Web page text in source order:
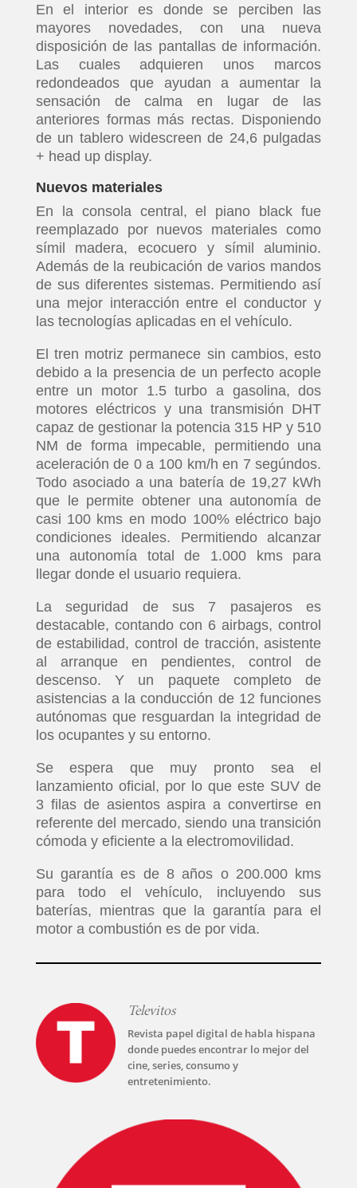
En el interior es donde se perciben las
mayores novedades, con una nueva
disposición de las pantallas de información.
Las cuales adquieren unos marcos
redondeados que ayudan a aumentar la
sensación de calma en lugar de las
anteriores formas más rectas. Disponiendo
de un tablero widescreen de 24,6 pulgadas
+ head up display.
Nuevos materiales
En la consola central, el piano black fue
reemplazado por nuevos materiales como
símil madera, ecocuero y símil aluminio.
Además de la reubicación de varios mandos
de sus diferentes sistemas. Permitiendo así
una mejor interacción entre el conductor y
las tecnologías aplicadas en el vehículo.
El tren motriz permanece sin cambios, esto
debido a la presencia de un perfecto acople
entre un motor 1.5 turbo a gasolina, dos
motores eléctricos y una transmisión DHT
capaz de gestionar la potencia 315 HP y 510
NM de forma impecable, permitiendo una
aceleración de 0 a 100 km/h en 7 segúndos.
Todo asociado a una batería de 19,27 kWh
que le permite obtener una autonomía de
casi 100 kms en modo 100% eléctrico bajo
condiciones ideales. Permitiendo alcanzar
una autonomía total de 1.000 kms para
llegar donde el usuario requiera.
La seguridad de sus 7 pasajeros es
destacable, contando con 6 airbags, control
de estabilidad, control de tracción, asistente
al arranque en pendientes, control de
descenso. Y un paquete completo de
asistencias a la conducción de 12 funciones
autónomas que resguardan la integridad de
los ocupantes y su entorno.
Se espera que muy pronto sea el
lanzamiento oficial, por lo que este SUV de
3 filas de asientos aspira a convertirse en
referente del mercado, siendo una transición
cómoda y eficiente a la electromovilidad.
Su garantía es de 8 años o 200.000 kms
para todo el vehículo, incluyendo sus
baterías, mientras que la garantía para el
motor a combustión es de por vida.
Televitos
Revista papel digital de habla hispana
donde puedes encontrar lo mejor del
cine, series, consumo y
entretenimiento.